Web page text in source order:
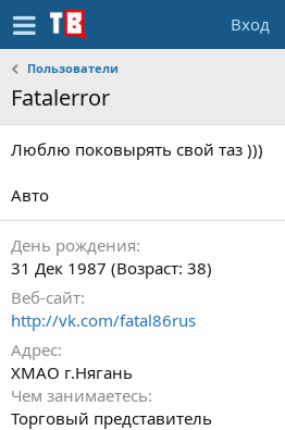
Вход
Пользователи
Fatalerror
Люблю поковырять свой таз )))
Авто
День рождения
31 Дек 1987 (Возраст: 38)
Веб-сайт
http://vk.com/fatal86rus
Адрес
ХМАО г.Нягань
Чем занимаетесь
Торговый представитель